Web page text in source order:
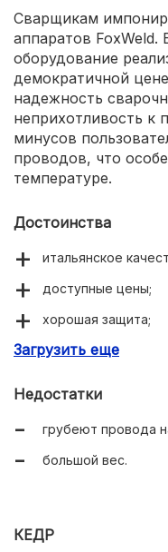
Сварщикам
аппаратов FoxWeld.
оборудование
демократичной
надежность
неприхотливость к
минусов
проводов, что
температуре.
Достоинства
итальянское
доступные цены;
хорошая защита;
простота в работе.
Загрузить еще
Недостатки
грубеют провода
большой вес.
КЕДР